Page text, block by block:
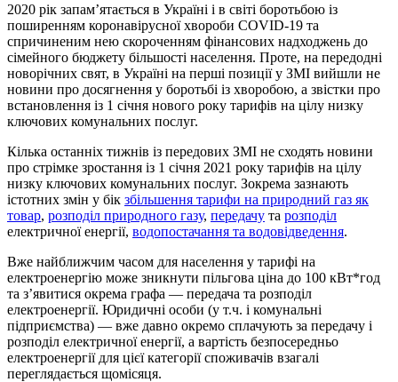
2020 рік запам’ятається в Україні і в світі боротьбою із
поширенням коронавірусної хвороби COVID-19 та
спричиненим нею скороченням фінансових надходжень до
сімейного бюджету більшості населення. Проте, на передодні
новорічних свят, в Україні на перші позиції у ЗМІ вийшли не
новини про досягнення у боротьбі із хворобою, а звістки про
встановлення із 1 січня нового року тарифів на цілу низку
ключових комунальних послуг.
Кілька останніх тижнів із передових ЗМІ не сходять новини
про стрімке зростання із 1 січня 2021 року тарифів на цілу
низку ключових комунальних послуг. Зокрема зазнають
істотних змін у бік збільшення тарифи на природний газ як
товар, розподіл природного газу, передачу та розподіл
електричної енергії, водопостачання та водовідведення.
Вже найближчим часом для населення у тарифі на
електроенергію може зникнути пільгова ціна до 100 кВт*год
та з’явитися окрема графа — передача та розподіл
електроенергії. Юридичні особи (у т.ч. і комунальні
підприємства) — вже давно окремо сплачують за передачу і
розподіл електричної енергії, а вартість безпосередньо
електроенергії для цієї категорії споживачів взагалі
переглядається щомісяця.